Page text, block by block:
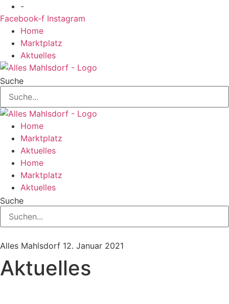
Zum
Inhalt
springen
-
Facebook-f Instagram
Home
Marktplatz
Aktuelles
Suche
Home
Marktplatz
Aktuelles
Home
Marktplatz
Aktuelles
Suche
Alles Mahlsdorf 12. Januar 2021
Aktuelles